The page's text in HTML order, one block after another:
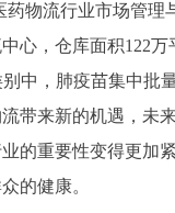
流行业市场管理
心，仓库面积122
中，肺疫苗集中
带来新的机遇，未
重要性变得更加
的健康。